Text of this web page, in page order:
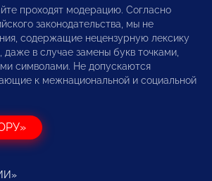
проходят модерацию. Согласно
законодательства, мы не
содержащие нецензурную лексику
в случае замены букв точками,
символами. Не допускаются
к межнациональной и социальной